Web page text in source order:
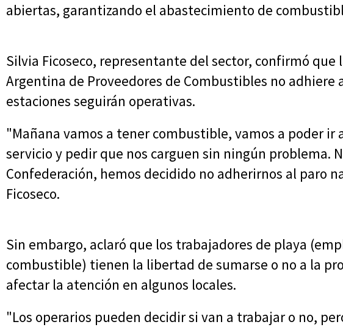
abiertas, garantizando el abastecimiento de
Silvia Ficoseco, representante del sector, confirmó que
Argentina de Proveedores de Combustibles no adhiere
estaciones seguirán operativas.
"Mañana vamos a tener combustible, vamos a poder ir
servicio y pedir que nos carguen sin ningún problema.
Confederación, hemos decidido no adherirnos al paro
Ficoseco.
Sin embargo, aclaró que los trabajadores de playa
combustible) tienen la libertad de sumarse o no a la
afectar la atención en algunos locales.
"Los operarios pueden decidir si van a trabajar o no,